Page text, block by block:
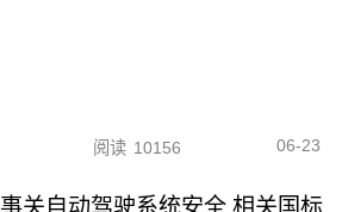
阅读 10156 06-23
事关自动驾驶系统安全 相关国标